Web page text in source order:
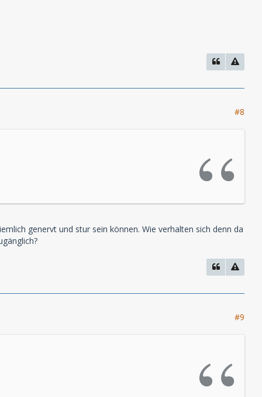
#8
genervt und stur sein können. Wie verhalten sich denn da
#9